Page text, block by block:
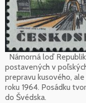
Námorná loď
postavených v
prepravu kusového,
roku 1964. Posádku
do Švédska.